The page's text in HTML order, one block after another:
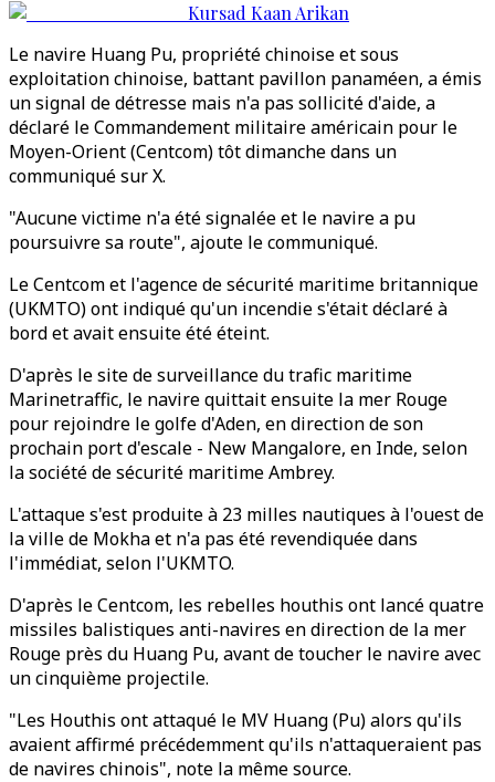
Kursad Kaan Arikan
Le navire Huang Pu, propriété chinoise et sous
exploitation chinoise, battant pavillon panaméen, a émis
un signal de détresse mais n'a pas sollicité d'aide, a
déclaré le Commandement militaire américain pour le
Moyen-Orient (Centcom) tôt dimanche dans un
communiqué sur X.
"Aucune victime n'a été signalée et le navire a pu
poursuivre sa route", ajoute le communiqué.
Le Centcom et l'agence de sécurité maritime britannique
(UKMTO) ont indiqué qu'un incendie s'était déclaré à
bord et avait ensuite été éteint.
D'après le site de surveillance du trafic maritime
Marinetraffic, le navire quittait ensuite la mer Rouge
pour rejoindre le golfe d'Aden, en direction de son
prochain port d'escale - New Mangalore, en Inde, selon
la société de sécurité maritime Ambrey.
L'attaque s'est produite à 23 milles nautiques à l'ouest de
la ville de Mokha et n'a pas été revendiquée dans
l'immédiat, selon l'UKMTO.
D'après le Centcom, les rebelles houthis ont lancé quatre
missiles balistiques anti-navires en direction de la mer
Rouge près du Huang Pu, avant de toucher le navire avec
un cinquième projectile.
"Les Houthis ont attaqué le MV Huang (Pu) alors qu'ils
avaient affirmé précédemment qu'ils n'attaqueraient pas
de navires chinois", note la même source.